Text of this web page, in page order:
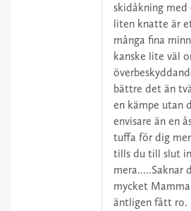
skidåkning med
liten knatte är
många fina
kanske lite väl
bättre det än
en kämpe utan
envisare än en
tuffa för dig
tills du till slut
mera.....Saknar
mycket
äntligen fått ro.